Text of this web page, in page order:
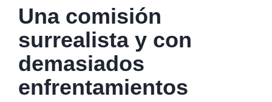
Una comisión
surrealista y con
demasiados
enfrentamientos